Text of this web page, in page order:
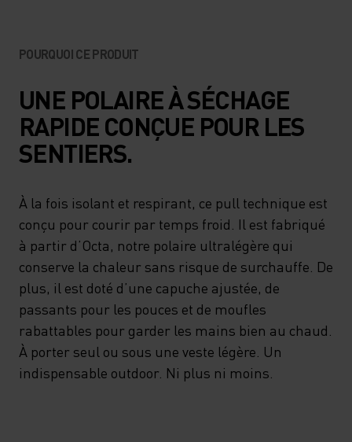
POURQUOI CE PRODUIT
UNE POLAIRE À SÉCHAGE
RAPIDE CONÇUE POUR LES
SENTIERS.
À la fois isolant et respirant, ce pull technique est
conçu pour courir par temps froid. Il est fabriqué
à partir d’Octa, notre polaire ultralégère qui
conserve la chaleur sans risque de surchauffe. De
plus, il est doté d’une capuche ajustée, de
passants pour les pouces et de moufles
rabattables pour garder les mains bien au chaud.
À porter seul ou sous une veste légère. Un
indispensable outdoor. Ni plus ni moins.